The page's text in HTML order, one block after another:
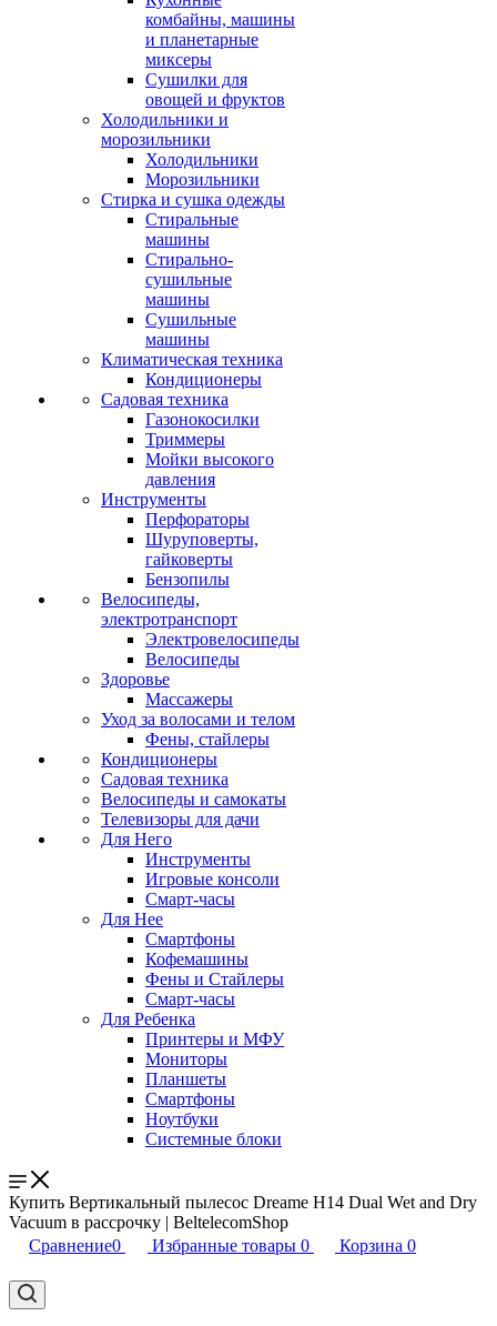
комбайны, машины
и планетарные
миксеры
Сушилки для
овощей и фруктов
Холодильники и
морозильники
Холодильники
Морозильники
Стирка и сушка одежды
Стиральные
машины
Стирально-
сушильные
машины
Сушильные
машины
Климатическая техника
Кондиционеры
Садовая техника
Газонокосилки
Триммеры
Мойки высокого
давления
Инструменты
Перфораторы
Шуруповерты,
гайковерты
Бензопилы
Велосипеды,
электротранспорт
Электровелосипеды
Велосипеды
Здоровье
Массажеры
Уход за волосами и телом
Фены, стайлеры
Кондиционеры
Садовая техника
Велосипеды и самокаты
Телевизоры для дачи
Для Него
Инструменты
Игровые консоли
Смарт-часы
Для Нее
Смартфоны
Кофемашины
Фены и Стайлеры
Смарт-часы
Для Ребенка
Принтеры и МФУ
Мониторы
Планшеты
Смартфоны
Ноутбуки
Системные блоки
Купить Вертикальный пылесос Dreame H14 Dual Wet and Dry
Vacuum в рассрочку | BeltelecomShop
Сравнение0 Избранные товары 0 Корзина 0